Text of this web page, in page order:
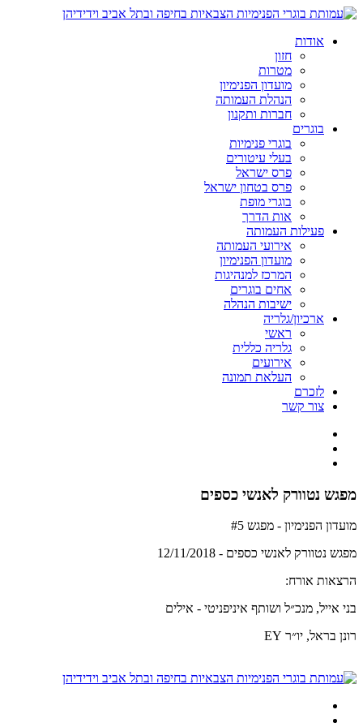
אודות
חזון
מטרות
מועדון הפנימיון
הנהלת העמותה
חברות ותקנון
בוגרים
בוגרי פנימיות
בעלי עיטורים
פרס ישראל
פרס בטחון ישראל
בוגרי מופת
אות הדרך
פעילות העמותה
אירועי העמותה
מועדון הפנימיון
המרכז למנהיגות
אחים בוגרים
ישיבות הנהלה
ארכיון/גלריה
ראשי
גלריה כללית
אירועים
העלאת תמונה
לזכרם
צור קשר
מפגש נטוורק לאנשי כספים
מועדון הפנימיון - מפגש #5
מפגש נטוורק לאנשי כספים - 12/11/2018
הרצאות אורח:
בני אייל, מנכ״ל ושותף איניפניטי - אילים
רונן בראל, יו״ר EY